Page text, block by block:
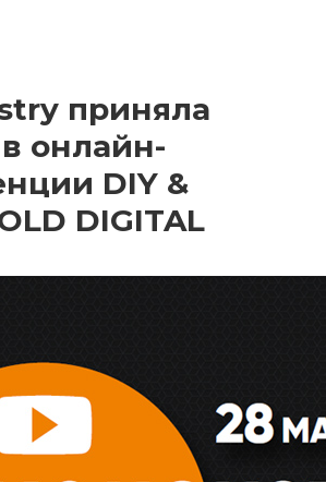
приняла
онлайн-
DIY &
DIGITAL